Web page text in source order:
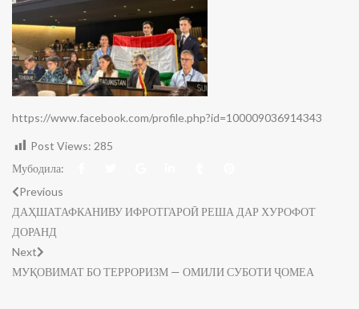
https://www.facebook.com/profile.php?id=100009036914343
Post Views: 285
Мубодила:
Previous
ДАҲШАТАФКАНИВУ ИФРОТГАРОӢ РЕША ДАР ХУРОФОТ
ДОРАНД
Next
МУҚОВИМАТ БО ТЕРРОРИЗМ — ОМИЛИ СУБОТИ ҶОМЕА